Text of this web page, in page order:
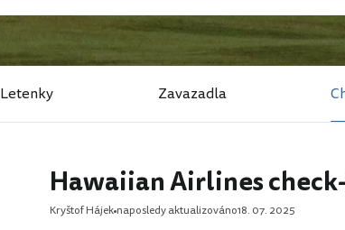
Letenky Zavazadla
Hawaiian Airlines
Kryštof Hájek naposledy aktualizováno18. 07. 2025